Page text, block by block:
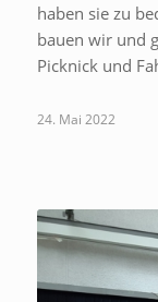
haben sie zu
bauen wir und
Picknick und
24. Mai 2022